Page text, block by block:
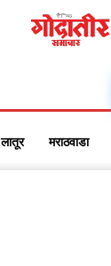
लातूर मराठवाडा